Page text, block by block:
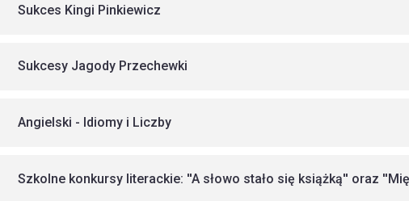
Sukces Kingi Pinkiewicz
Sukcesy Jagody Przechewki
Angielski - Idiomy i Liczby
Szkolne konkursy literackie: ''A słowo stało się książką'' oraz